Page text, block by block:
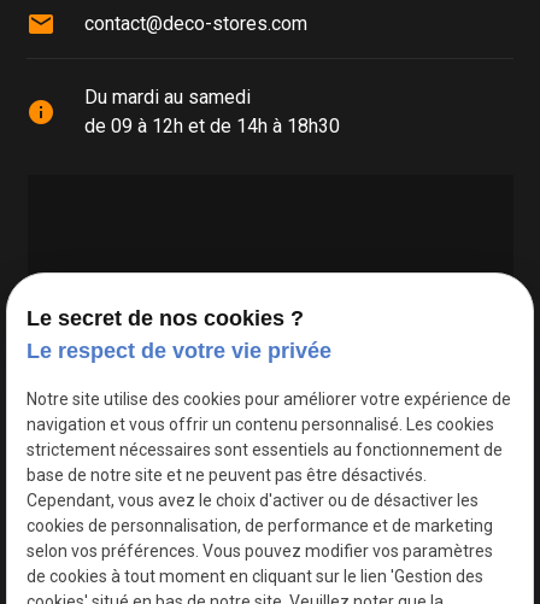
mail contact@deco-stores.com
info
Du mardi au samedi
de 09 à 12h et de 14h à 18h30
Google Maps Search API est désactivé.
Le secret de nos cookies ?
Le respect de votre vie privée
Notre site utilise des cookies pour améliorer votre expérience de
navigation et vous offrir un contenu personnalisé. Les cookies
strictement nécessaires sont essentiels au fonctionnement de
base de notre site et ne peuvent pas être désactivés.
Cependant, vous avez le choix d'activer ou de désactiver les
cookies de personnalisation, de performance et de marketing
selon vos préférences. Vous pouvez modifier vos paramètres
de cookies à tout moment en cliquant sur le lien 'Gestion des